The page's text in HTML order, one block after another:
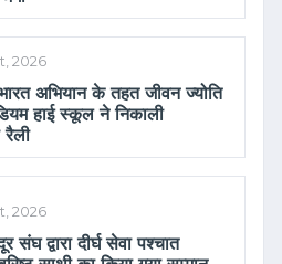
2026
अभियान के तहत जीवन ज्योति
हाई स्कूल ने निकाली
2026
संघ द्वारा दीर्घ सेवा पश्चात